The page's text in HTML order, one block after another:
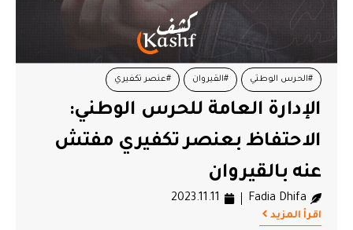
#الحرس الوطتي #القيروان #عنصر تكفيري
الإدارة العامة للحرس الوطني:
الاحتفاظ بعنصر تكفيري مفتش
عنه بالقيروان
Fadia Dhifa
2023.11.11
اقرأ المزيد